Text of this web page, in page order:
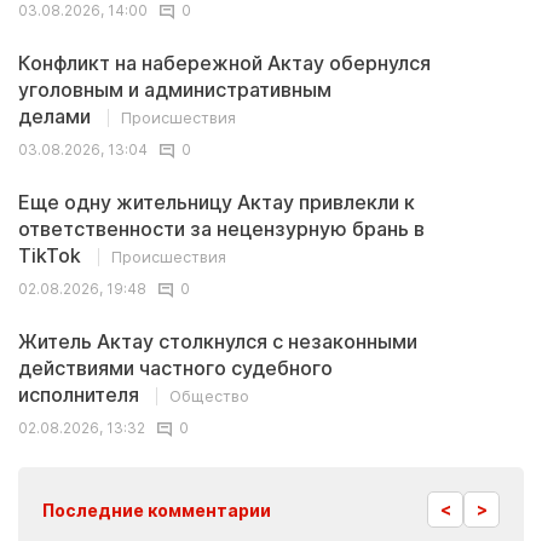
03.08.2026, 14:00
0
Конфликт на набережной Актау обернулся
уголовным и административным
делами
Происшествия
03.08.2026, 13:04
0
Еще одну жительницу Актау привлекли к
ответственности за нецензурную брань в
TikTok
Происшествия
02.08.2026, 19:48
0
Житель Актау столкнулся с незаконными
действиями частного судебного
исполнителя
Общество
02.08.2026, 13:32
0
Последние комментарии < >